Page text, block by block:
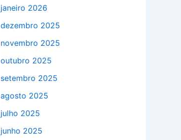
janeiro 2026
dezembro 2025
novembro 2025
outubro 2025
setembro 2025
agosto 2025
julho 2025
junho 2025